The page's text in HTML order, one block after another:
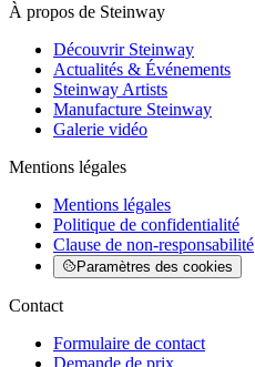
À propos de Steinway
Découvrir Steinway
Actualités & Événements
Steinway Artists
Manufacture Steinway
Galerie vidéo
Mentions légales
Mentions légales
Politique de confidentialité
Clause de non-responsabilité
Paramètres des cookies
Contact
Formulaire de contact
Demande de prix